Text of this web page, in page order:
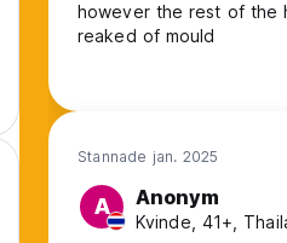
however the rest of the
reaked of mould
Stannade jan. 2025
A Anonym
Kvinde, 41+,